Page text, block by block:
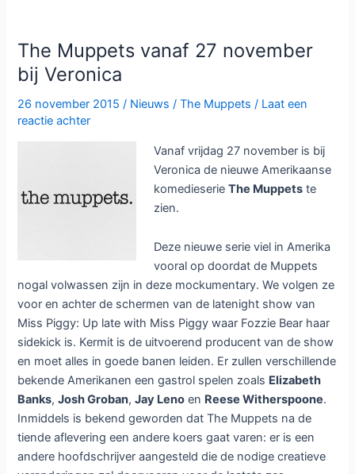
The Muppets vanaf 27 november
bij Veronica
26 november 2015/ Nieuws /The Muppets / Laat een
reactie achter
Vanaf vrijdag 27 november is bij
Veronica de nieuwe Amerikaanse
komedieserieThe Muppets te
zien.
Deze nieuwe serie viel in Amerika
vooral op doordat de Muppets
nogal volwassen zijn in deze mockumentary. We volgen ze
voor en achter de schermen van de latenight show van
Miss Piggy: Up late with Miss Piggy waar Fozzie Bear haar
sidekick is. Kermit is de uitvoerend producent van de show
en moet alles in goede banen leiden. Er zullen verschillende
bekende Amerikanen een gastrol spelen zoals Elizabeth
Banks,Josh Groban,Jay Leno en Reese Witherspoone.
Inmiddels is bekend geworden dat The Muppets na de
tiende aflevering een andere koers gaat varen: er is een
andere hoofdschrijver aangesteld die de nodige creatieve